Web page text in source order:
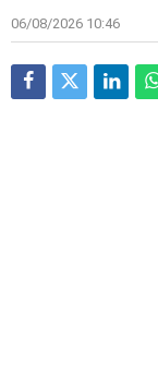
06/08/2026 10:46